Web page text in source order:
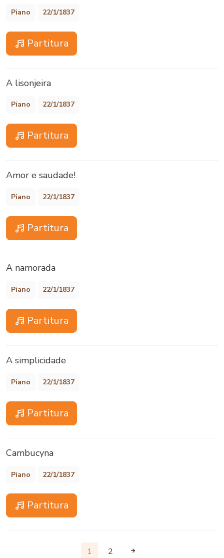
Piano 22/1/1837
Partitura
A lisonjeira
Piano 22/1/1837
Partitura
Amor e saudade!
Piano 22/1/1837
Partitura
A namorada
Piano 22/1/1837
Partitura
A simplicidade
Piano 22/1/1837
Partitura
Cambucyna
Piano 22/1/1837
Partitura
1 2